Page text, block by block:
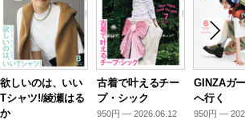
欲しいのは、いい
Tシャツ!/綾瀬はる
か
古着で叶えるチー
プ・シック
950円 — 2026.06.12
GINZAガ
へ行く
950円 —